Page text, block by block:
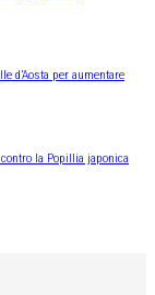
d’Aosta per aumentare
la Popillia japonica